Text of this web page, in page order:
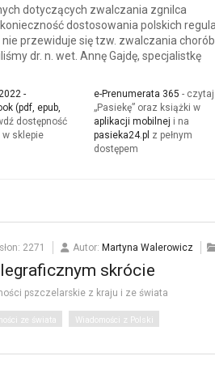
dotyczących zwalczania zgnilca
dostosowania polskich
przewiduje się tzw. zwalczania
dr. n. wet. Annę Gajdę, specjalistkę
-
(pdf, epub,
dostępność
sklepie
e-Prenumerata 365 - czytaj
„Pasiekę” oraz książki w
aplikacji mobilnej i na
pasieka24.pl z pełnym
dostępem
2271 Autor: Martyna Walerowicz
skrócie
pszczelarskie z kraju i ze świata
ze świata Wiadomości z Polski